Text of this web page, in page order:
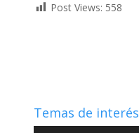
Post Views: 558
Temas de interés